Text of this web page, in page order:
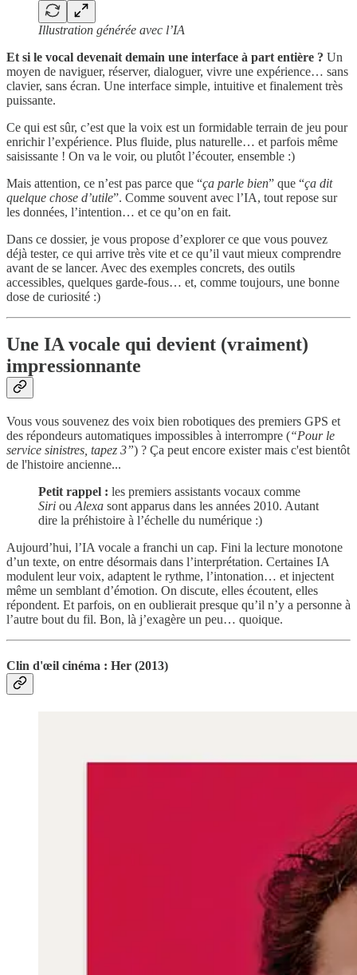
Illustration générée avec l’IA
Et si le vocal devenait demain une interface à part entière ? Un
moyen de naviguer, réserver, dialoguer, vivre une expérience… sans
clavier, sans écran. Une interface simple, intuitive et finalement très
puissante.
Ce qui est sûr, c’est que la voix est un formidable terrain de jeu pour
enrichir l’expérience. Plus fluide, plus naturelle… et parfois même
saisissante ! On va le voir, ou plutôt l’écouter, ensemble :)
Mais attention, ce n’est pas parce que “ça parle bien” que “ça dit
quelque chose d’utile”. Comme souvent avec l’IA, tout repose sur
les données, l’intention… et ce qu’on en fait.
Dans ce dossier, je vous propose d’explorer ce que vous pouvez
déjà tester, ce qui arrive très vite et ce qu’il vaut mieux comprendre
avant de se lancer. Avec des exemples concrets, des outils
accessibles, quelques garde-fous… et, comme toujours, une bonne
dose de curiosité :)
Une IA vocale qui devient (vraiment)
impressionnante
Vous vous souvenez des voix bien robotiques des premiers GPS et
des répondeurs automatiques impossibles à interrompre (“Pour le
service sinistres, tapez 3”) ? Ça peut encore exister mais c'est bientôt
de l'histoire ancienne...
Petit rappel : les premiers assistants vocaux comme
Siri ou Alexa sont apparus dans les années 2010. Autant
dire la préhistoire à l’échelle du numérique :)
Aujourd’hui, l’IA vocale a franchi un cap. Fini la lecture monotone
d’un texte, on entre désormais dans l’interprétation. Certaines IA
modulent leur voix, adaptent le rythme, l’intonation… et injectent
même un semblant d’émotion. On discute, elles écoutent, elles
répondent. Et parfois, on en oublierait presque qu’il n’y a personne à
l’autre bout du fil. Bon, là j’exagère un peu… quoique.
Clin d'œil cinéma : Her (2013)